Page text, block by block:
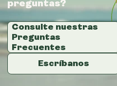
preguntas?
Consulte nuestras
Preguntas
Frecuentes
Escríbanos
preguntas?
Consulte nuestras
Preguntas
Frecuentes
Escríbanos
preguntas?
Consulte nuestras
Preguntas
Frecuentes
Escríbanos